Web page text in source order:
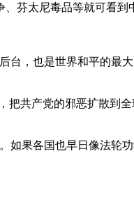
芬太尼毒品等就可看到
，也是世界和平的最
共产党的邪恶扩散到
果各国也早日像法轮